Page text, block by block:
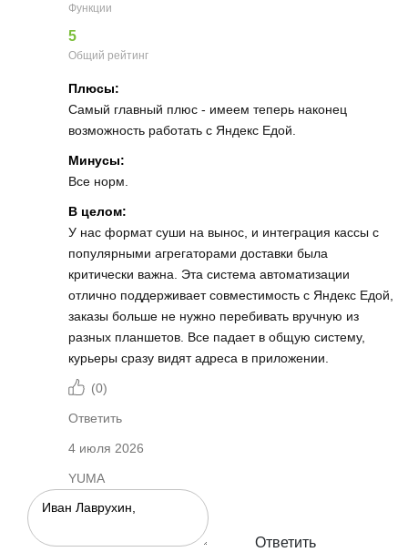
Функции
5
Общий рейтинг
Плюсы:
Самый главный плюс - имеем теперь наконец
возможность работать с Яндекс Едой.
Минусы:
Все норм.
В целом:
У нас формат суши на вынос, и интеграция кассы с
популярными агрегаторами доставки была
критически важна. Эта система автоматизации
отлично поддерживает совместимость с Яндекс Едой,
заказы больше не нужно перебивать вручную из
разных планшетов. Все падает в общую систему,
курьеры сразу видят адреса в приложении.
(0)
Ответить
4 июля 2026
YUMA
Ответить